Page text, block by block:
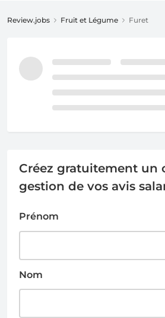
Review.jobs Fruit et Légume Furet
Créez gratuitement un
gestion de vos avis
Prénom
Nom